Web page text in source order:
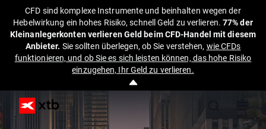
CFD sind komplexe Instrumente und beinhalten wegen der
Hebelwirkung ein hohes Risiko, schnell Geld zu verlieren.77% der
Kleinanlegerkonten verlieren Geld beim CFD-Handel mit diesem
Anbieter. Sie sollten überlegen, ob Sie verstehen, wie CFDs
funktionieren, und ob Sie es sich leisten können, das hohe Risiko
einzugehen, Ihr Geld zu verlieren.